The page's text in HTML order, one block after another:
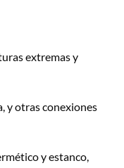
extremas y
y otras conexiones
y estanco,